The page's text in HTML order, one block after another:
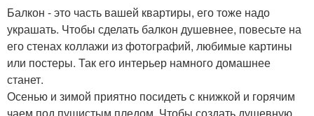
Балкон - это часть вашей квартиры, его тоже надо
украшать. Чтобы сделать балкон душевнее, повесьте на
его стенах коллажи из фотографий, любимые картины
или постеры. Так его интерьер намного домашнее
станет.
Осенью и зимой приятно посидеть с книжкой и горячим